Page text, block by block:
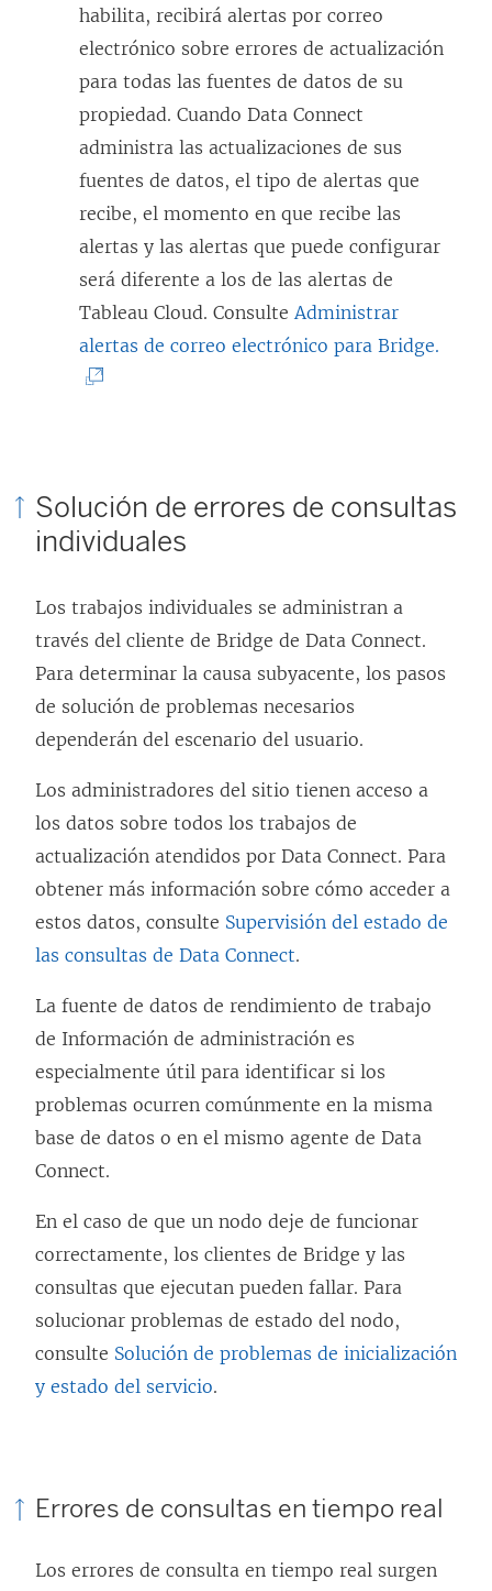
e
a
b
r
e
n
u
n
a
v
n
u
e
v
a
)
habilita, recibirá alertas por correo
electrónico sobre errores de actualización
para todas las fuentes de datos de su
propiedad. Cuando Data Connect
administra las actualizaciones de sus
fuentes de datos, el tipo de alertas que
recibe, el momento en que recibe las
alertas y las alertas que puede configurar
será diferente a los de las alertas de
Tableau Cloud. ConsulteAdministrar
alertas de correo electrónico para Bridge.
l
e
Solución de errores de consultas
individuales
Los trabajos individuales se administran a
través del cliente de Bridge de Data Connect.
Para determinar la causa subyacente, los pasos
de solución de problemas necesarios
dependerán del escenario del usuario.
Los administradores del sitio tienen acceso a
los datos sobre todos los trabajos de
actualización atendidos por Data Connect. Para
obtener más información sobre cómo acceder a
estos datos, consulte Supervisión del estado de
las consultas de Data Connect.
La fuente de datos de rendimiento de trabajo
de Información de administración es
especialmente útil para identificar si los
problemas ocurren comúnmente en la misma
base de datos o en el mismo agente de Data
Connect.
En el caso de que un nodo deje de funcionar
correctamente, los clientes de Bridge y las
consultas que ejecutan pueden fallar. Para
solucionar problemas de estado del nodo,
consulte Solución de problemas de inicialización
y estado del servicio.
Errores de consultas en tiempo real
Los errores de consulta en tiempo real surgen